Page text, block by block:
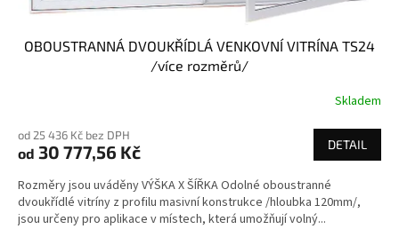
OBOUSTRANNÁ DVOUKŘÍDLÁ VENKOVNÍ VITRÍNA TS24
/více rozměrů/
Skladem
od 25 436 Kč bez DPH
od 30 777,56 Kč DETAIL
Rozměry jsou uváděny VÝŠKA X ŠÍŘKA Odolné oboustranné
dvoukřídlé vitríny z profilu masivní konstrukce /hloubka 120mm/,
jsou určeny pro aplikace v místech, která umožňují volný...